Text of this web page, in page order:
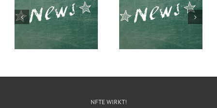
Entrepreneure an
Schulen ausbilden,
geht das wirklich?
Klare Haltung gegen
Rechtsextremismus
NFTE WIRKT!